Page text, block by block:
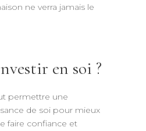
ne verra jamais le
en soi ?
permettre une
de soi pour mieux
faire confiance et